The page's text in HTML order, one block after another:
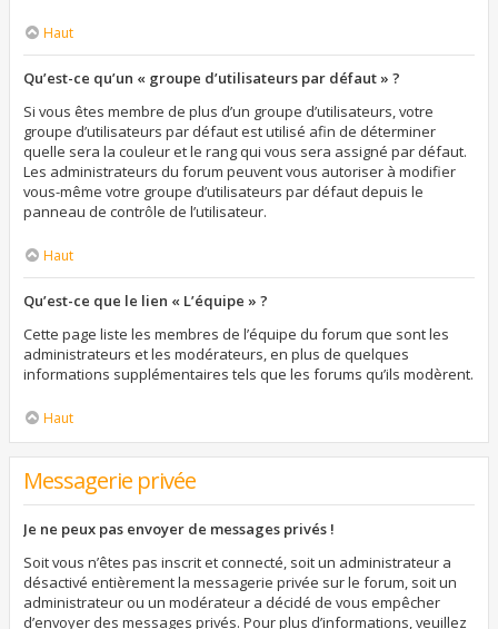
Haut
Qu’est-ce qu’un « groupe d’utilisateurs par défaut » ?
Si vous êtes membre de plus d’un groupe d’utilisateurs, votre
groupe d’utilisateurs par défaut est utilisé afin de déterminer
quelle sera la couleur et le rang qui vous sera assigné par défaut.
Les administrateurs du forum peuvent vous autoriser à modifier
vous-même votre groupe d’utilisateurs par défaut depuis le
panneau de contrôle de l’utilisateur.
Haut
Qu’est-ce que le lien « L’équipe » ?
Cette page liste les membres de l’équipe du forum que sont les
administrateurs et les modérateurs, en plus de quelques
informations supplémentaires tels que les forums qu’ils modèrent.
Haut
Messagerie privée
Je ne peux pas envoyer de messages privés !
Soit vous n’êtes pas inscrit et connecté, soit un administrateur a
désactivé entièrement la messagerie privée sur le forum, soit un
administrateur ou un modérateur a décidé de vous empêcher
d’envoyer des messages privés. Pour plus d’informations, veuillez